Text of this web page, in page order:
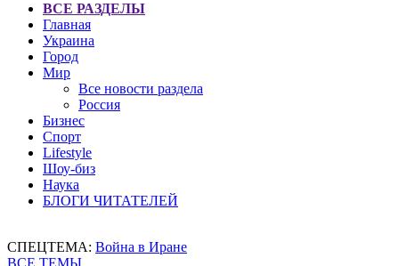
ВСЕ РАЗДЕЛЫ
Главная
Украина
Город
Мир
Все новости раздела
Россия
Бизнес
Спорт
Lifestyle
Шоу-биз
Наука
БЛОГИ ЧИТАТЕЛЕЙ
СПЕЦТЕМА: Война в Иране
ВСЕ ТЕМЫ